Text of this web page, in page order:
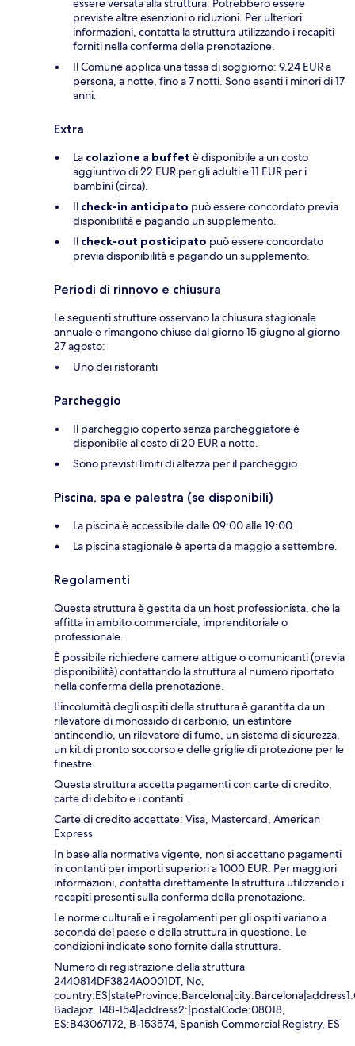
essere versata alla struttura. Potrebbero essere
previste altre esenzioni o riduzioni. Per ulteriori
informazioni, contatta la struttura utilizzando i recapiti
forniti nella conferma della prenotazione.
Il Comune applica una tassa di soggiorno: 9.24 EUR a
persona, a notte, fino a 7 notti. Sono esenti i minori di 17
anni.
Extra
La colazione a buffet è disponibile a un costo
aggiuntivo di 22 EUR per gli adulti e 11 EUR per i
bambini (circa).
Il check-in anticipato può essere concordato previa
disponibilità e pagando un supplemento.
Il check-out posticipato può essere concordato
previa disponibilità e pagando un supplemento.
Periodi di rinnovo e chiusura
Le seguenti strutture osservano la chiusura stagionale
annuale e rimangono chiuse dal giorno 15 giugno al giorno
27 agosto:
Uno dei ristoranti
Parcheggio
Il parcheggio coperto senza parcheggiatore è
disponibile al costo di 20 EUR a notte.
Sono previsti limiti di altezza per il parcheggio.
Piscina, spa e palestra (se disponibili)
La piscina è accessibile dalle 09:00 alle 19:00.
La piscina stagionale è aperta da maggio a settembre.
Regolamenti
Questa struttura è gestita da un host professionista, che la
affitta in ambito commerciale, imprenditoriale o
professionale.
È possibile richiedere camere attigue o comunicanti (previa
disponibilità) contattando la struttura al numero riportato
nella conferma della prenotazione.
L'incolumità degli ospiti della struttura è garantita da un
rilevatore di monossido di carbonio, un estintore
antincendio, un rilevatore di fumo, un sistema di sicurezza,
un kit di pronto soccorso e delle griglie di protezione per le
finestre.
Questa struttura accetta pagamenti con carte di credito,
carte di debito e i contanti.
Carte di credito accettate: Visa, Mastercard, American
Express
In base alla normativa vigente, non si accettano pagamenti
in contanti per importi superiori a 1000 EUR. Per maggiori
informazioni, contatta direttamente la struttura utilizzando i
recapiti presenti sulla conferma della prenotazione.
Le norme culturali e i regolamenti per gli ospiti variano a
seconda del paese e della struttura in questione. Le
condizioni indicate sono fornite dalla struttura.
Numero di registrazione della struttura
2440814DF3824A0001DT, No,
Badajoz, 148-154|address2:|postalCode:08018,
ES:B43067172, B-153574, Spanish Commercial Registry, ES